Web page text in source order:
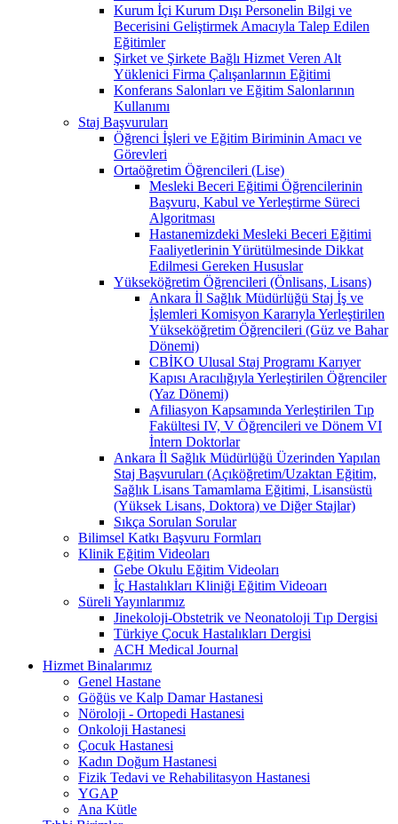
Kurum İçi Kurum Dışı Personelin Bilgi ve
Becerisini Geliştirmek Amacıyla Talep Edilen
Eğitimler
Şirket ve Şirkete Bağlı Hizmet Veren Alt
Yüklenici Firma Çalışanlarının Eğitimi
Konferans Salonları ve Eğitim Salonlarının
Kullanımı
Staj Başvuruları
Öğrenci İşleri ve Eğitim Biriminin Amacı ve
Görevleri
Ortaöğretim Öğrencileri (Lise)
Mesleki Beceri Eğitimi Öğrencilerinin
Başvuru, Kabul ve Yerleştirme Süreci
Algoritması
Hastanemizdeki Mesleki Beceri Eğitimi
Faaliyetlerinin Yürütülmesinde Dikkat
Edilmesi Gereken Hususlar
Yükseköğretim Öğrencileri (Önlisans, Lisans)
Ankara İl Sağlık Müdürlüğü Staj İş ve
İşlemleri Komisyon Kararıyla Yerleştirilen
Yükseköğretim Öğrencileri (Güz ve Bahar
Dönemi)
CBİKO Ulusal Staj Programı Karıyer
Kapısı Aracılığıyla Yerleştirilen Öğrenciler
(Yaz Dönemi)
Afiliasyon Kapsamında Yerleştirilen Tıp
Fakültesi IV, V Öğrencileri ve Dönem VI
İntern Doktorlar
Ankara İl Sağlık Müdürlüğü Üzerinden Yapılan
Staj Başvuruları (Açıköğretim/Uzaktan Eğitim,
Sağlık Lisans Tamamlama Eğitimi, Lisansüstü
(Yüksek Lisans, Doktora) ve Diğer Stajlar)
Sıkça Sorulan Sorular
Bilimsel Katkı Başvuru Formları
Klinik Eğitim Videoları
Gebe Okulu Eğitim Videoları
İç Hastalıkları Kliniği Eğitim Videoarı
Süreli Yayınlarımız
Jinekoloji-Obstetrik ve Neonatoloji Tıp Dergisi
Türkiye Çocuk Hastalıkları Dergisi
ACH Medical Journal
Hizmet Binalarımız
Genel Hastane
Göğüs ve Kalp Damar Hastanesi
Nöroloji - Ortopedi Hastanesi
Onkoloji Hastanesi
Çocuk Hastanesi
Kadın Doğum Hastanesi
Fizik Tedavi ve Rehabilitasyon Hastanesi
YGAP
Ana Kütle